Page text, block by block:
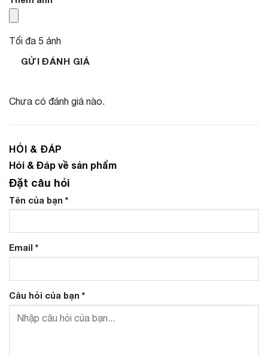
Tối đa 5 ảnh
GỬI ĐÁNH GIÁ
Chưa có đánh giá nào.
HỎI & ĐÁP
Hỏi & Đáp về sản phẩm
Đặt câu hỏi
Tên của bạn *
Email *
Câu hỏi của bạn *